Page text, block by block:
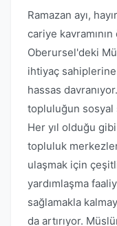
Ramazan ayı,
cariye
Oberursel'deki
ihtiyaç
hassas
topluluğun sosyal
Her yıl olduğu
topluluk
ulaşmak için
yardımlaşma
sağlamakla
da artırıyor.